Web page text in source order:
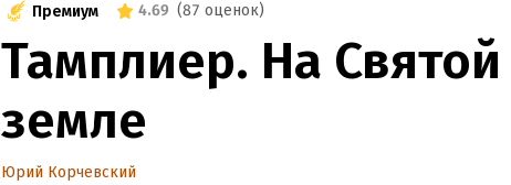
Премиум 4.69 (87 оценок)
Тамплиер. На Святой
земле
Юрий Корчевский